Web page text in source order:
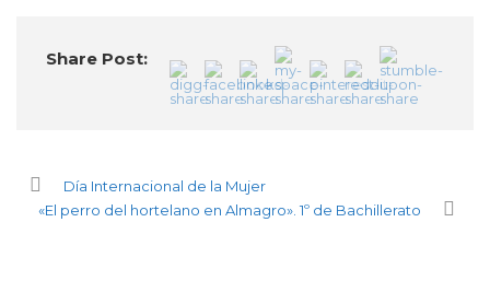
Share Post:
Día Internacional de la Mujer
«El perro del hortelano en Almagro». 1º de Bachillerato